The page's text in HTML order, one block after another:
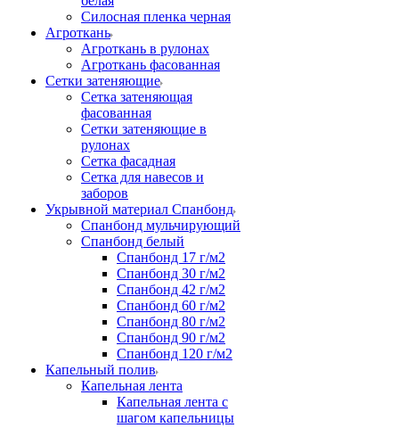
Силосная пленка черная
Агроткань
Агроткань в рулонах
Агроткань фасованная
Сетки затеняющие
Сетка затеняющая
фасованная
Сетки затеняющие в
рулонах
Сетка фасадная
Сетка для навесов и
заборов
Укрывной материал Спанбонд
Спанбонд мульчирующий
Спанбонд белый
Спанбонд 17 г/м2
Спанбонд 30 г/м2
Спанбонд 42 г/м2
Спанбонд 60 г/м2
Спанбонд 80 г/м2
Спанбонд 90 г/м2
Спанбонд 120 г/м2
Капельный полив
Капельная лента
Капельная лента с
шагом капельницы